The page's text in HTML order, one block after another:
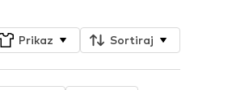
Prikaz Sortiraj